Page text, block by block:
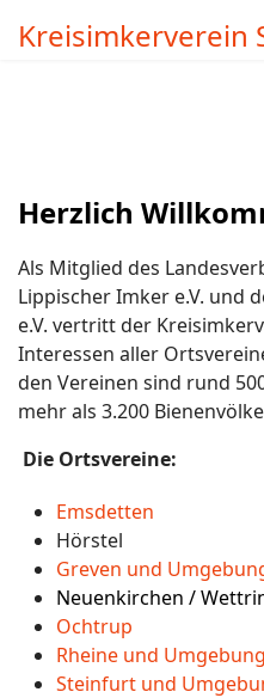
Kreisimkerverein
Herzlich
Als Mitglied des
Lippischer Imker e.V. und
e.V. vertritt der
Interessen aller
den Vereinen sind rund
mehr als 3.200
Die Ortsvereine:
Emsdetten
Hörstel
Greven und
Neuenkirchen /
Ochtrup
Rheine und Umgebung
Steinfurt und